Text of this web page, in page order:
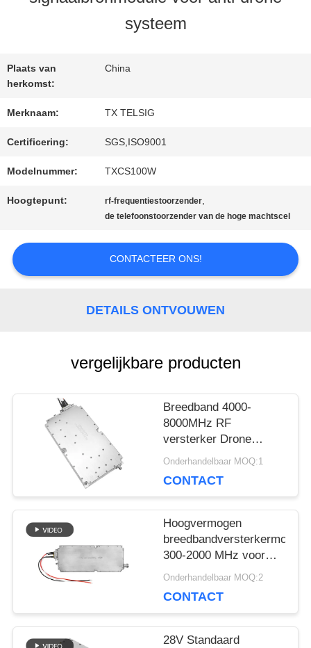
KWALITEITSCONTROLE
ONS
NIEUWS
BLOGGEN
VERZOEK
OM EEN
SITEMAP
PRIVACY
POLICY
systeem
Plaats van
herkomst:
China
Merknaam: TX TELSIG
Certificering: SGS,ISO9001
Modelnummer: TXCS100W
Hoogtepunt: rf-frequentiestoorzender,
de telefoonstoorzender van de hoge machtscel
CONTACTEER ONS!
DETAILS ONTVOUWEN
vergelijkbare producten
Breedband 4000-
8000MHz RF
versterker Drone
Signal Defense Module
Onderhandelbaar MOQ:1
CONTACT
Hoogvermogen
breedbandversterkermodule
300-2000 MHz voor
anti-drone WIFi-
Onderhandelbaar MOQ:2
CONTACT
28V Standaard